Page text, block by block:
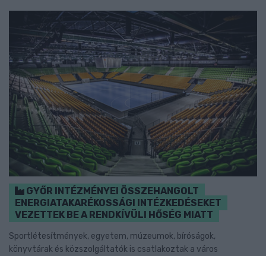
GYŐR INTÉZMÉNYEI ÖSSZEHANGOLT
ENERGIATAKARÉKOSSÁGI INTÉZKEDÉSEKET
VEZETTEK BE A RENDKÍVÜLI HŐSÉG MIATT
Sportlétesítmények, egyetem, múzeumok, bíróságok,
könyvtárak és közszolgáltatók is csatlakoztak a város